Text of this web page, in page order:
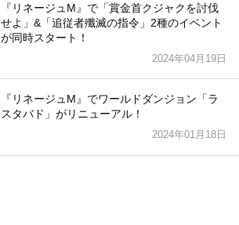
『リネージュM』で「賞金首クジャクを討伐
せよ」&「追従者殲滅の指令」2種のイベント
が同時スタート！
2024年04月19日
『リネージュM』でワールドダンジョン「ラ
スタバド」がリニューアル！
2024年01月18日